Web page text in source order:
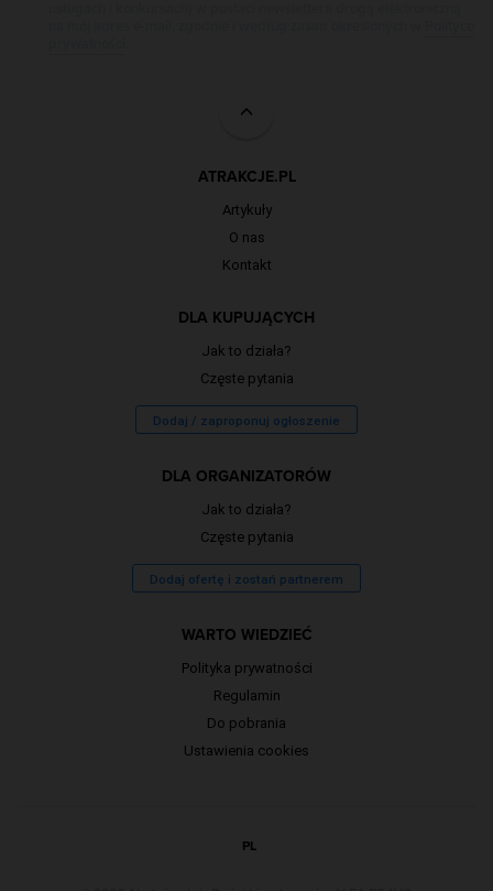
ATRAKCJE.PL
Artykuły
O nas
Kontakt
DLA KUPUJĄCYCH
Jak to działa?
Częste pytania
Dodaj / zaproponuj ogłoszenie
DLA ORGANIZATORÓW
Jak to działa?
Częste pytania
Dodaj ofertę i zostań partnerem
WARTO WIEDZIEĆ
Polityka prywatności
Regulamin
Do pobrania
Ustawienia cookies
PL